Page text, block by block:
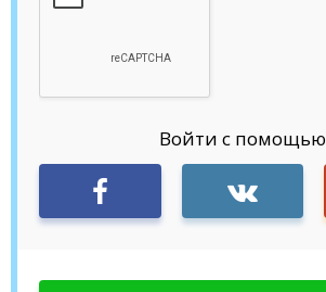
Войти с помощью